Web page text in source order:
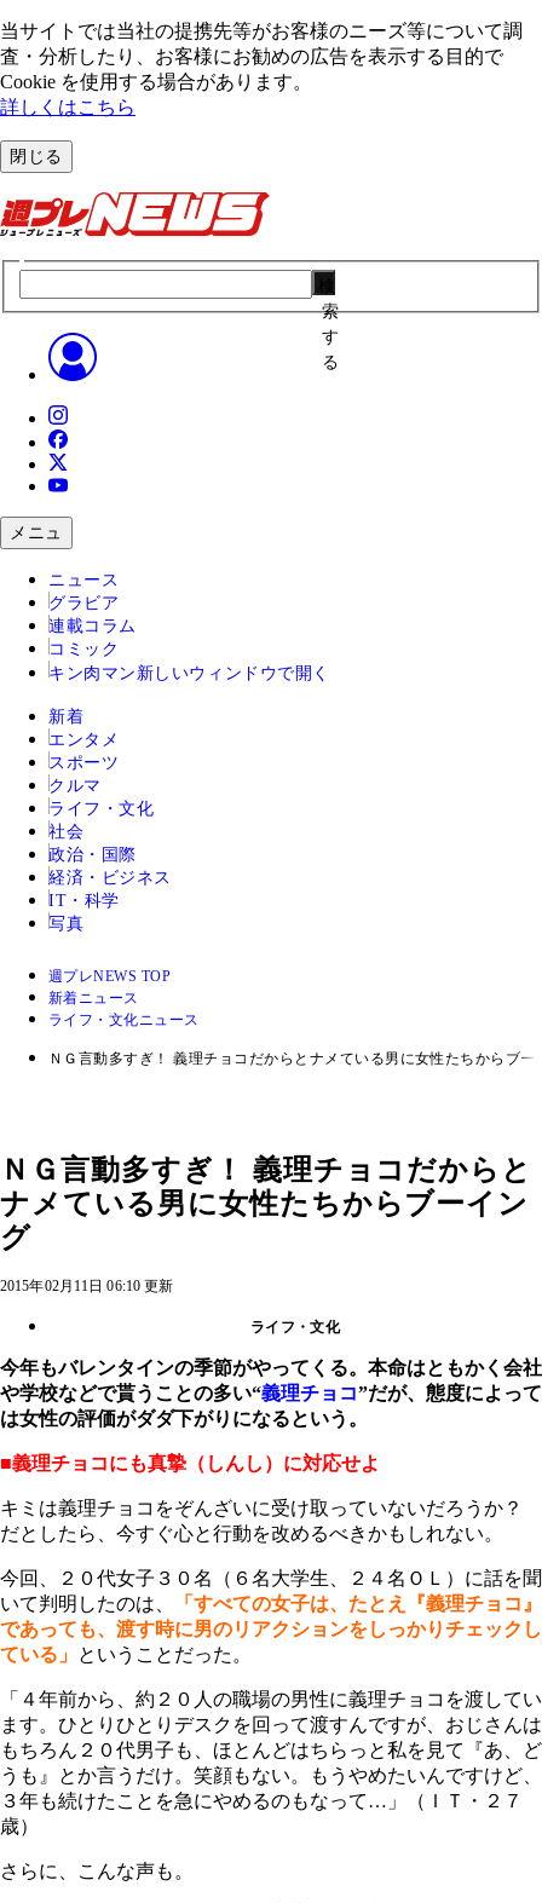
当サイトでは当社の提携先等がお客様のニーズ等について調
査・分析したり、お客様にお勧めの広告を表⽰する⽬的で
Cookie を使⽤する場合があります。
詳しくはこちら
閉じる
索
す
る
メニュ
ニュース
グラビア
連載コラム
コミック
キン肉マン 新しいウィンドウで開く
新着
エンタメ
スポーツ
クルマ
ライフ・文化
社会
政治・国際
経済・ビジネス
IT・科学
写真
週プレNEWS TOP
新着ニュース
ライフ・文化ニュース
ＮＧ言動多すぎ！ 義理チョコだからとナメている男に女性たちからブー
ＮＧ言動多すぎ！ 義理チョコだからと
ナメている男に女性たちからブーイン
グ
2015年02月11日 06:10 更新
ライフ・文化
今年もバレンタインの季節がやってくる。本命はともかく会社
や学校などで貰うことの多い“義理チョコ”だが、態度によって
は女性の評価がダダ下がりになるという。
■義理チョコにも真摯（しんし）に対応せよ
キミは義理チョコをぞんざいに受け取っていないだろうか？
だとしたら、今すぐ心と行動を改めるべきかもしれない。
今回、２０代女子３０名（６名大学生、２４名ＯＬ）に話を聞
いて判明したのは、
「すべての女子は、たとえ『義理チョコ』
であっても、渡す時に男のリアクションをしっかりチェックし
ている」 ということだった。
「４年前から、約２０人の職場の男性に義理チョコを渡してい
ます。ひとりひとりデスクを回って渡すんですが、おじさんは
もちろん２０代男子も、ほとんどはちらっと私を見て『あ、ど
うも』とか言うだけ。笑顔もない。もうやめたいんですけど、
３年も続けたことを急にやめるのもなって…」（ＩＴ・２７
歳）
さらに、こんな声も。